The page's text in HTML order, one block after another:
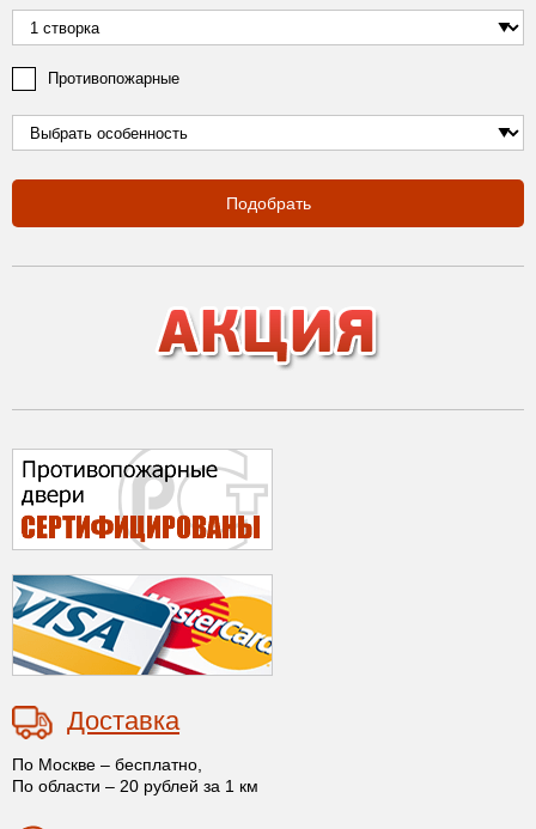
Противопожарные
Подобрать
Доставка
По Москве – бесплатно,
По области – 20 рублей за 1 км